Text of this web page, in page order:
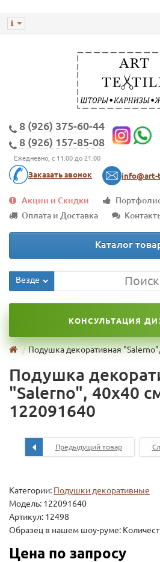
8 (926) 375-60-44
8 (926) 157-85-08
Ежедневно, с 11:00 до 21:00
Заказать звонок
Акции и Скидки
Оплата и Доставка
Каталог
Везде
КОНСУЛЬТАЦИЯ
Подушка декоративная
Подушка
"Salerno", 40х40
122091640
Предыдущий товар
Категории: Подушки декоративные
Модель: 122091640
Артикул: 12498
Образец в нашем шоу-руме:
Цена по запросу